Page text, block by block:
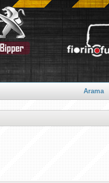
Arama